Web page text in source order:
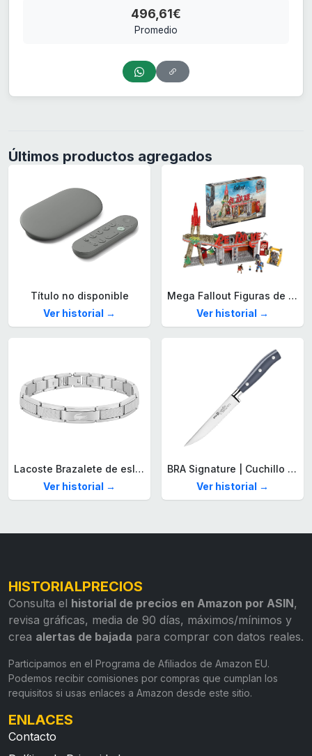
496,61€
Promedio
Últimos productos agregados
Título no disponible
Ver historial →
Mega Fallout Figuras de acción y Juguetes de construcción, Parada de Camiones Red Rocket con 824 Piezas, 2 Personajes articulados y Accesorios, para coleccionistas, HXT00
Ver historial →
Lacoste Brazalete de eslabón para Hombre Colección STENCIL de Acero inoxidable
Ver historial →
BRA Signature | Cuchillo tomatero 120 mm, Acero Inoxidable alemán forjado con Molibdeno Vanadio, Mango Remachado ABS, Diseño Ergonómico, Hoja 1,6 mm espesor
Ver historial →
HISTORIALPRECIOS
Consulta el historial de precios en Amazon por ASIN,
revisa gráficas, media de 90 días, máximos/mínimos y
crea alertas de bajada para comprar con datos reales.
Participamos en el Programa de Afiliados de Amazon EU.
Podemos recibir comisiones por compras que cumplan los
requisitos si usas enlaces a Amazon desde este sitio.
ENLACES
Contacto